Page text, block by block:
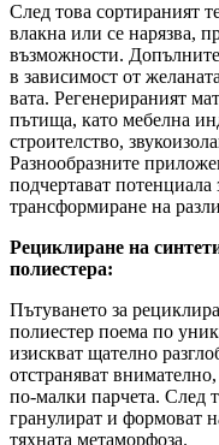
След това сортираният
влакна или се нарязва,
възможности.
в зависимост от
вата. Регенерираният
пътища, като мебелна
строителство,
Разнообразните
подчертават
трансформиране на
Рециклиране на
полиестера:
Пътуването за
полиестер поема по
изискват щателно
отстраняват
по-малки парчета. След
гранулират и формоват
тяхната метаморфоза.